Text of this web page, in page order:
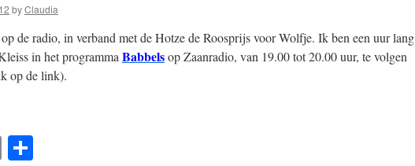
byClaudia
de radio, in verband met de Hotze de Roosprijs voor Wolfje. Ik ben een uur lang
in het programma Babbelsop Zaanradio, van 19.00 tot 20.00 uur, te volgen
op de link).
Email